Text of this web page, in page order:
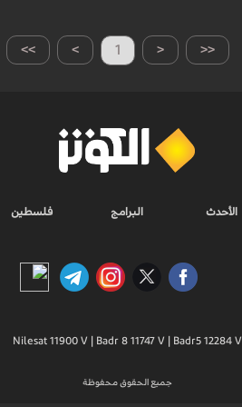
>> > 1 < <<
الأحدث البرامج فلسطين
Nilesat 11900 V | Badr 8 11747 V | Badr5 12284 V
جميع الحقوق محفوظة